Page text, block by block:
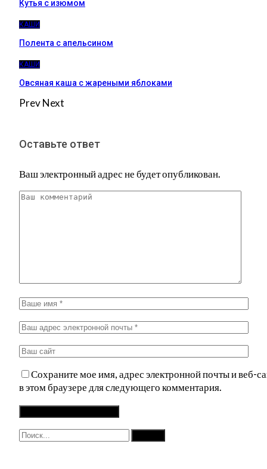
Кутья с изюмом
КАШИ
Полента с апельсином
КАШИ
Овсяная каша с жареными яблоками
PrevNext
Оставьте ответ
Ваш электронный адрес не будет опубликован.
Сохраните мое имя, адрес электронной почты и веб-
в этом браузере для следующего комментария.